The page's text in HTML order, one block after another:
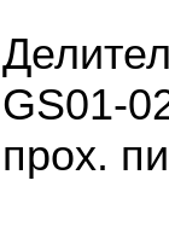
GS01-
прох.